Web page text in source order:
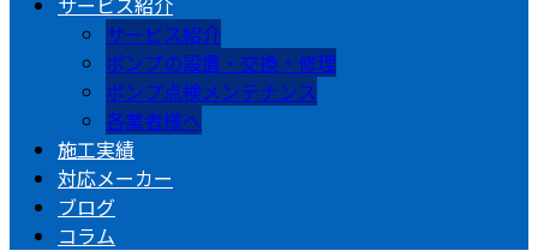
サービス紹介
ポンプの設置・交換・修理
ポンプ点検メンテナンス
各業者様へ
施工実績
対応メーカー
ブログ
コラム